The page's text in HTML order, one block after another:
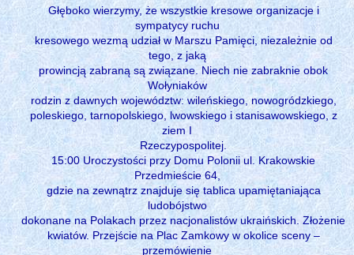
Głęboko wierzymy, że wszystkie kresowe organizacje i
sympatycy ruchu
kresowego wezmą udział w Marszu Pamięci, niezależnie od
tego, z jaką
prowincją zabraną są związane. Niech nie zabraknie obok
Wołyniaków
rodzin z dawnych województw: wileńskiego, nowogródzkiego,
poleskiego, tarnopolskiego, lwowskiego i stanisawowskiego, z
ziem I
Rzeczypospolitej.
15:00 Uroczystości przy Domu Polonii ul. Krakowskie
Przedmieście 64,
gdzie na zewnątrz znajduje się tablica upamiętaniająca
ludobójstwo
dokonane na Polakach przez nacjonalistów ukraińskich. Złożenie
kwiatów. Przejście na Plac Zamkowy w okolice sceny –
przemówienie